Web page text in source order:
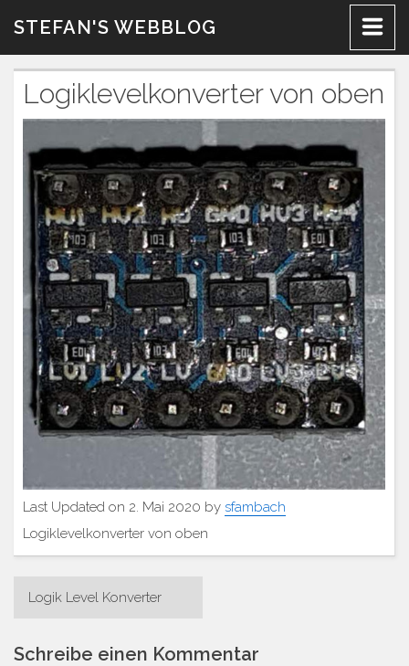
InhaltSTEFAN'S WEBBLOG
Logiklevelkonverter von oben
Last Updated on 2. Mai 2020 by sfambach
Logiklevelkonverter von oben
Beitrags-
Logik Level Konverter
Schreibe einen Kommentar